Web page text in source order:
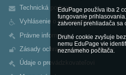
EduPage používa iba 2
fungovanie
zatvorení prehliadača sa
Druhé cookie zvyšuje
nemu EduPage vie
neznámeho počítača.
Technická podpora
Vyhlásenie o prístupnosti
Právne informácie
Zásady ochrany osobných údajov
Údaje o prevádzkovateľovi